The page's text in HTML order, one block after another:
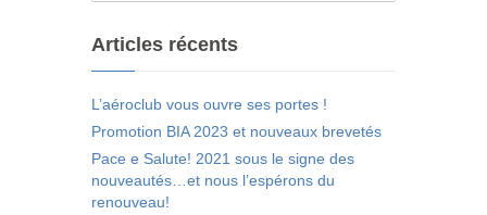
Articles récents
L’aéroclub vous ouvre ses portes !
Promotion BIA 2023 et nouveaux brevetés
Pace e Salute! 2021 sous le signe des
nouveautés…et nous l’espérons du
renouveau!